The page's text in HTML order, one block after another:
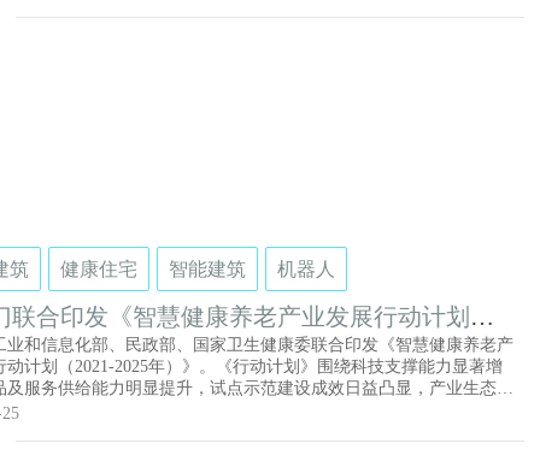
筑 健康住宅 智能建筑 机器人
联合印发《智慧健康养老产业发展行动计划
2025年）》
业和信息化部、民政部、国家卫生健康委联合印发《智慧健康养老产
动计划（2021-2025年）》。《行动计划》围绕科技支撑能力显著增
及服务供给能力明显提升，试点示范建设成效日益凸显，产业生态不
善四大愿景，提出强化信息技术支撑，提升产品供给能力；推进平台